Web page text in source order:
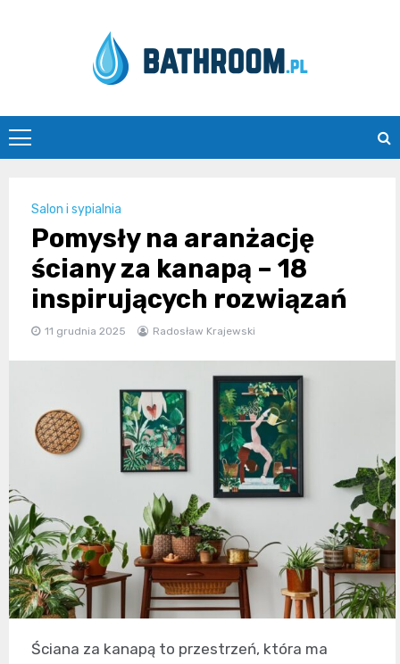
Bathroom.pl
Salon i sypialnia
Pomysły na aranżację
ściany za kanapą – 18
inspirujących rozwiązań
11 grudnia 2025 Radosław Krajewski
Ściana za kanapą to przestrzeń, która ma